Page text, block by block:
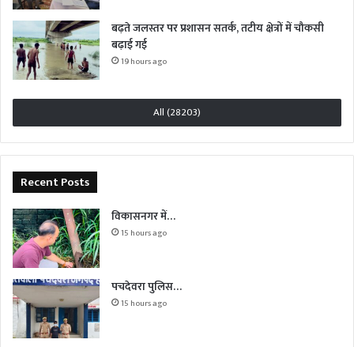
बढ़ते जलस्तर पर प्रशासन सतर्क, तटीय क्षेत्रों में चौकसी
बढ़ाई गई
19 hours ago
All (28203)
Recent Posts
विकासनगर में…
15 hours ago
पचदेवरा पुलिस…
15 hours ago